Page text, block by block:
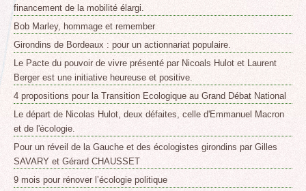
financement de la mobilité élargi.
Bob Marley, hommage et remember
Girondins de Bordeaux : pour un actionnariat populaire.
Le Pacte du pouvoir de vivre présenté par Nicoals Hulot et Laurent
Berger est une initiative heureuse et positive.
4 propositions pour la Transition Ecologique au Grand Débat National
Le départ de Nicolas Hulot, deux défaites, celle d'Emmanuel Macron
et de l'écologie.
Pour un réveil de la Gauche et des écologistes girondins par Gilles
SAVARY et Gérard CHAUSSET
9 mois pour rénover l’écologie politique